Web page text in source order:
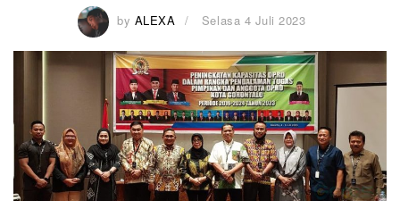
by ALEXA Selasa 4 Juli 2023